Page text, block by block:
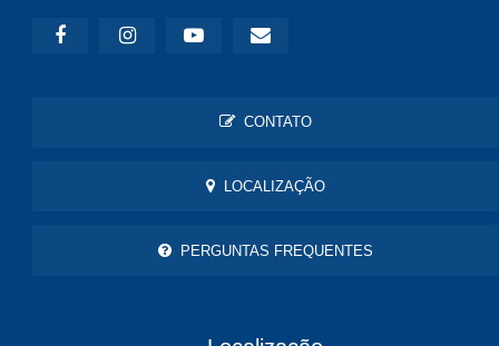
CONTATO
LOCALIZAÇÃO
PERGUNTAS FREQUENTES